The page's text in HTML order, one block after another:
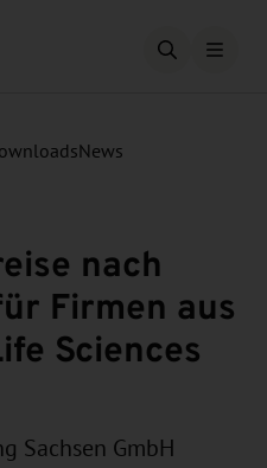
Open
News
nach
Firmen aus
Sciences
Sachsen GmbH